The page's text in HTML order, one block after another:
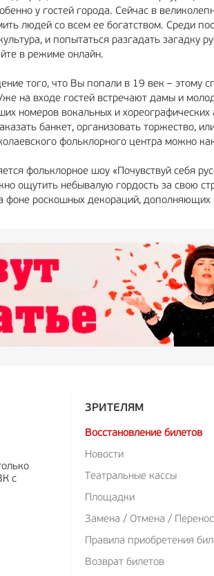
у гостей города. Сейчас в
людей со всем ее богатством. Среди
и попытаться разгадать
в режиме онлайн.
того, что Вы попали в 19 век – этому
на входе гостей встречают дамы и
номеров вокальных и
банкет, организовать торжество,
фольклорного центра можно
фольклорное шоу «Почувствуй себя
ощутить небывалую гордость за свою
фоне роскошных декораций,
с
ЗРИТЕЛЯМ
Восстановление билетов
Новости
Театральные кассы
Площадки
Замена / Отмена /
Правила приобретения
Возврат билетов